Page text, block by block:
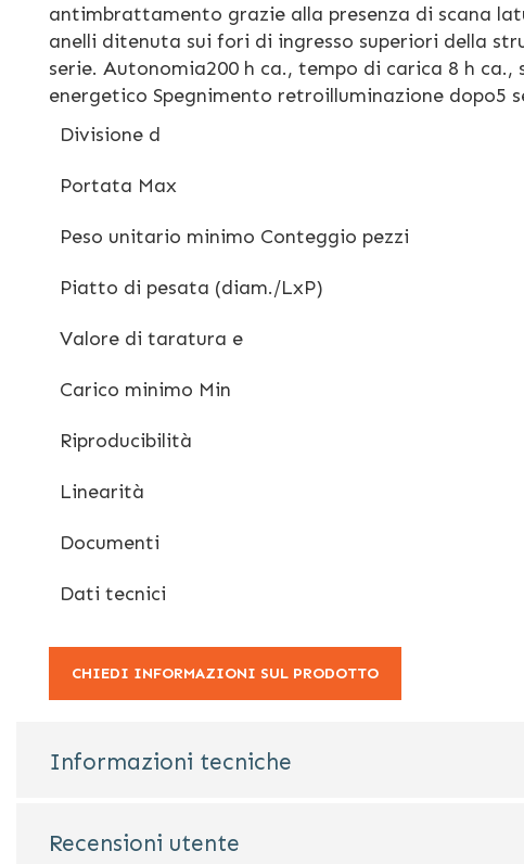
antimbrattamento grazie alla presenza di scana
anelli ditenuta sui fori di ingresso superiori della
serie. Autonomia200 h ca., tempo di carica 8 h
energetico Spegnimento retroilluminazione dopo5
Divisione d
Portata Max
Peso unitario minimo Conteggio pezzi
Piatto di pesata (diam./LxP)
Valore di taratura e
Carico minimo Min
Riproducibilità
Linearità
Documenti
Dati tecnici
CHIEDI INFORMAZIONI SUL PRODOTTO
Informazioni tecniche
Recensioni utente